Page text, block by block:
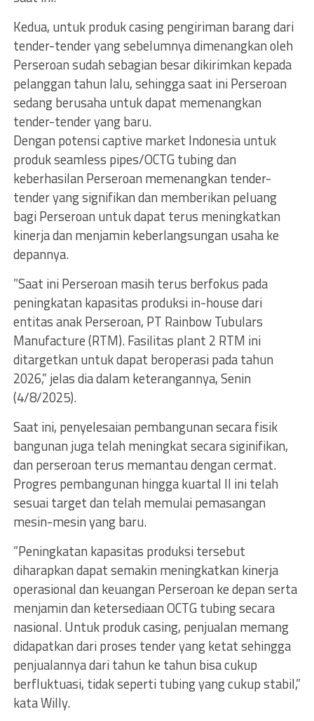
Kedua, untuk produk casing pengiriman barang dari
tender-tender yang sebelumnya dimenangkan oleh
Perseroan sudah sebagian besar dikirimkan kepada
pelanggan tahun lalu, sehingga saat ini Perseroan
sedang berusaha untuk dapat memenangkan
tender-tender yang baru.
Dengan potensi captive market Indonesia untuk
produk seamless pipes/OCTG tubing dan
keberhasilan Perseroan memenangkan tender-
tender yang signifikan dan memberikan peluang
bagi Perseroan untuk dapat terus meningkatkan
kinerja dan menjamin keberlangsungan usaha ke
depannya.
”Saat ini Perseroan masih terus berfokus pada
peningkatan kapasitas produksi in-house dari
entitas anak Perseroan, PT Rainbow Tubulars
Manufacture (RTM). Fasilitas plant 2 RTM ini
ditargetkan untuk dapat beroperasi pada tahun
2026,” jelas dia dalam keterangannya, Senin
(4/8/2025).
Saat ini, penyelesaian pembangunan secara fisik
bangunan juga telah meningkat secara siginifikan,
dan perseroan terus memantau dengan cermat.
Progres pembangunan hingga kuartal II ini telah
sesuai target dan telah memulai pemasangan
mesin-mesin yang baru.
”Peningkatan kapasitas produksi tersebut
diharapkan dapat semakin meningkatkan kinerja
operasional dan keuangan Perseroan ke depan serta
menjamin dan ketersediaan OCTG tubing secara
nasional. Untuk produk casing, penjualan memang
didapatkan dari proses tender yang ketat sehingga
penjualannya dari tahun ke tahun bisa cukup
berfluktuasi, tidak seperti tubing yang cukup stabil,”
kata Willy.